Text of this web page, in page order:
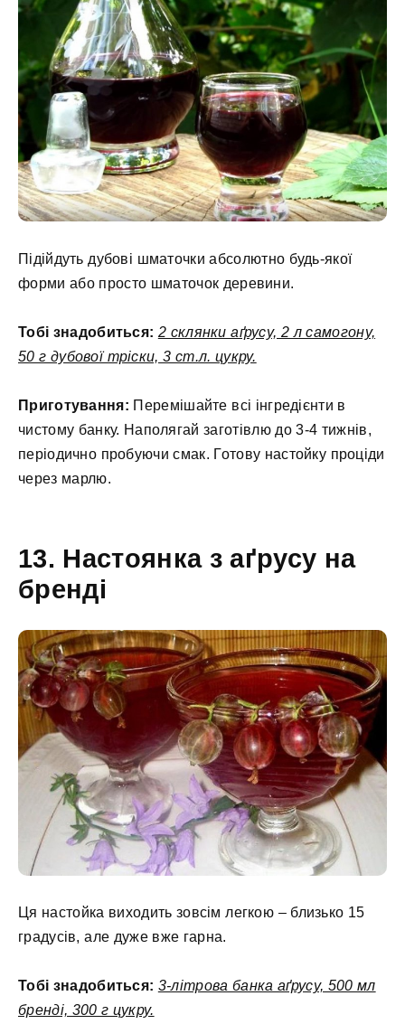
Підійдуть дубові шматочки абсолютно будь-якої
форми або просто шматочок деревини.
Тобі знадобиться: 2 склянки аґрусу, 2 л самогону,
50 г дубової тріски, 3 ст.л. цукру.
Приготування: Перемішайте всі інгредієнти в
чистому банку. Наполягай заготівлю до 3-4 тижнів,
періодично пробуючи смак. Готову настойку проціди
через марлю.
13. Настоянка з аґрусу на
бренді
Ця настойка виходить зовсім легкою – близько 15
градусів, але дуже вже гарна.
Тобі знадобиться: 3-літрова банка аґрусу, 500 мл
бренді, 300 г цукру.